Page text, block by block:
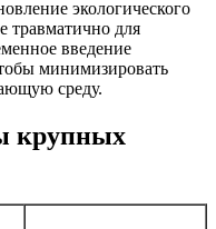
экологического
травматично для
введение
минимизировать
среду.
крупных